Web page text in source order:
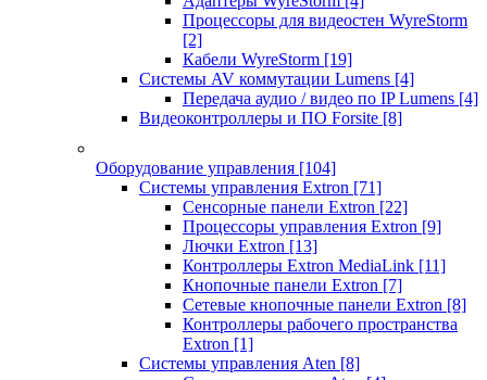
Процессоры для видеостен WyreStorm
[2]
Кабели WyreStorm [19]
Системы AV коммутации Lumens [4]
Передача аудио / видео по IP Lumens [4]
Видеоконтроллеры и ПО Forsite [8]
Оборудование управления [104]
Системы управления Extron [71]
Сенсорные панели Extron [22]
Процессоры управления Extron [9]
Лючки Extron [13]
Контроллеры Extron MediaLink [11]
Кнопочные панели Extron [7]
Сетевые кнопочные панели Extron [8]
Контроллеры рабочего пространства
Extron [1]
Системы управления Aten [8]